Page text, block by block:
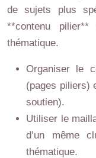
de sujets plus
**contenu
thématique.
Organiser le
(pages piliers)
soutien).
Utiliser le
d’un même
thématique.